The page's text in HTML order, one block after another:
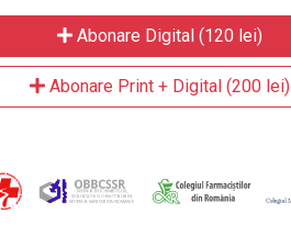
Abonare Digital (120 lei)
Abonare Print + Digital (200 lei)